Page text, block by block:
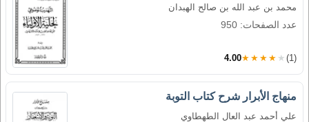
محمد بن عبد الله بن صالح الهبدان
عدد الصفحات: 950
4.00★★★★★ (1)
منهاج الأبرار شرح كتاب التوبة
علي أحمد عبد العال الطهطاوي